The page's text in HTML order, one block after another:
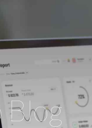
Blog